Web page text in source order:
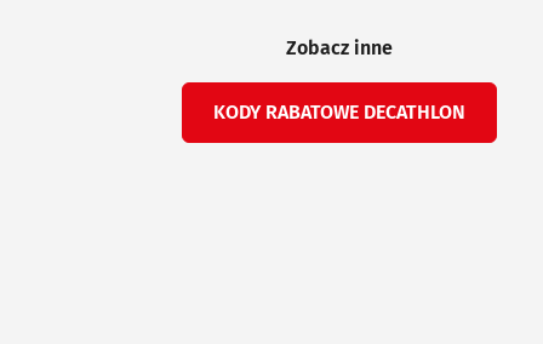
Zobacz inne
KODY RABATOWE DECATHLON